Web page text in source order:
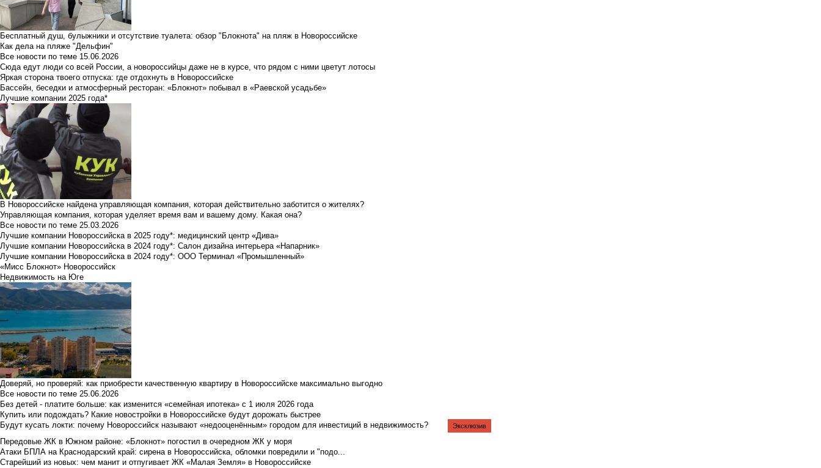
Бесплатный душ, булыжники и отсутствие туалета: обзор "Блокнота" на пляж в Новороссийске
Как дела на пляже "Дельфин"
Все новости по теме 15.06.2026
Сюда едут люди со всей России, а новороссийцы даже не в курсе, что рядом с ними цветут лотосы
Яркая сторона твоего отпуска: где отдохнуть в Новороссийске
Бассейн, беседки и атмосферный ресторан: «Блокнот» побывал в «Раевской усадьбе»
Лучшие компании 2025 года*
В Новороссийске найдена управляющая компания, которая действительно заботится о жителях?
Управляющая компания, которая уделяет время вам и вашему дому. Какая она?
Все новости по теме 25.03.2026
Лучшие компании Новороссийска в 2025 году*: медицинский центр «Дива»
Лучшие компании Новороссийска в 2024 году*: Салон дизайна интерьера «Напарник»
Лучшие компании Новороссийска в 2024 году*: ООО Терминал «Промышленный»
«Мисс Блокнот» Новороссийск
Недвижимость на Юге
Доверяй, но проверяй: как приобрести качественную квартиру в Новороссийске максимально выгодно
Все новости по теме 25.06.2026
Без детей - платите больше: как изменится «семейная ипотека» с 1 июля 2026 года
Купить или подождать? Какие новостройки в Новороссийске будут дорожать быстрее
Будут кусать локти: почему Новороссийск называют «недооценённым» городом для инвестиций в недвижимость?
Передовые ЖК в Южном районе: «Блокнот» погостил в очередном ЖК у моря
Атаки БПЛА на Краснодарский край: сирена в Новороссийска, обломки повредили и "подо...
Старейший из новых: чем манит и отпугивает ЖК «Малая Земля» в Новороссийске
Эксклюзив